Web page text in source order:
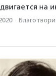
на
·